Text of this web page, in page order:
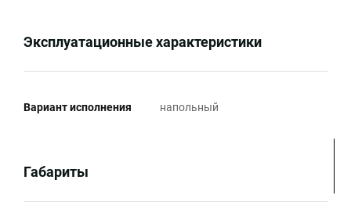
Эксплуатационные характеристики
Вариант исполнения напольный
Габариты